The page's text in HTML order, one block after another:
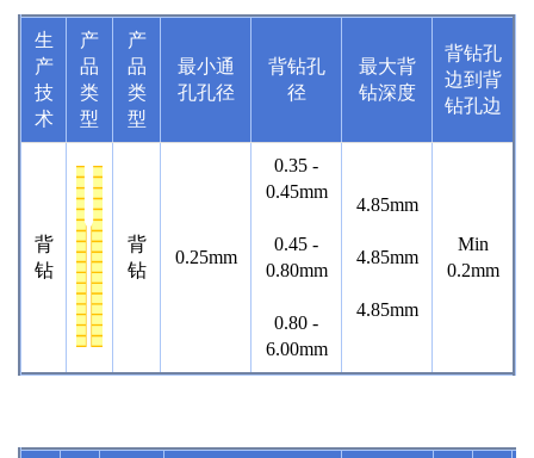
生
产
技
术
产
品
类
型
产
品
类
型
最小通
孔孔径
背钻孔
径
最大背
钻深度
背钻孔
边到背
钻孔边
背
钻
背
钻
0.25mm
0.35 -
0.45mm
0.45 -
0.80mm
0.80 -
6.00mm
4.85mm
4.85mm
4.85mm
Min
0.2mm